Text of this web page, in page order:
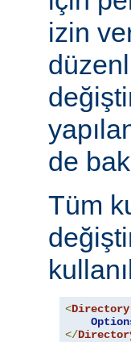
izin
de
Tüm
<Directory
</